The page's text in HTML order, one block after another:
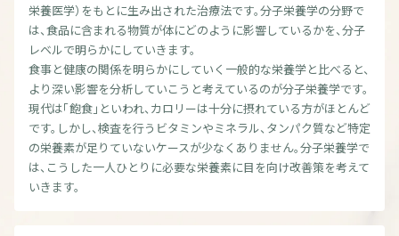
栄養医学）をもとに生み出された治療法です。分子栄養学の分野で
は、食品に含まれる物質が体にどのように影響しているかを、分子
レベルで明らかにしていきます。
食事と健康の関係を明らかにしていく一般的な栄養学と比べると、
より深い影響を分析していこうと考えているのが分子栄養学です。
現代は「飽食」といわれ、カロリーは十分に摂れている方がほとんど
です。しかし、検査を行うビタミンやミネラル、タンパク質など特定
の栄養素が足りていないケースが少なくありません。分子栄養学で
は、こうした一人ひとりに必要な栄養素に目を向け改善策を考えて
いきます。